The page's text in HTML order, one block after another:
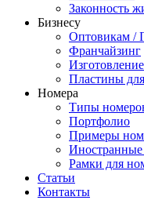
Законность
Бизнесу
Оптовикам /
Франчайзинг
Пластины
Номера
Типы
Портфолио
Примеры
Рамки для
Статьи
Контакты